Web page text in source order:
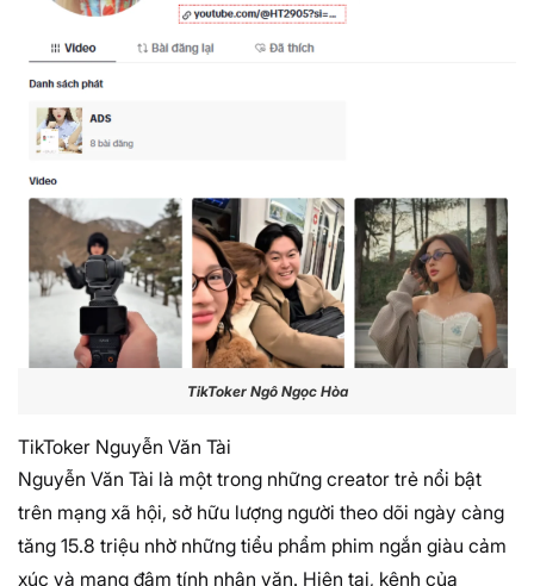
TikToker Ngô Ngọc Hòa
TikToker Nguyễn Văn Tài
Nguyễn Văn Tài là một trong những creator trẻ nổi bật
trên mạng xã hội, sở hữu lượng người theo dõi ngày càng
tăng 15.8 triệu nhờ những tiểu phẩm phim ngắn giàu cảm
xúc và mang đậm tính nhân văn. Hiện tại, kênh của